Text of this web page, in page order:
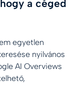
a céged
egyetlen
nyilvános
AI Overviews